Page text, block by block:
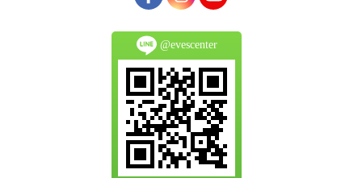
@evescenter